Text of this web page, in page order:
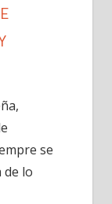
se
lo